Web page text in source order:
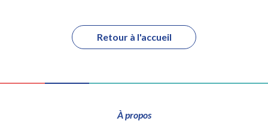
Retour à l'accueil
À propos